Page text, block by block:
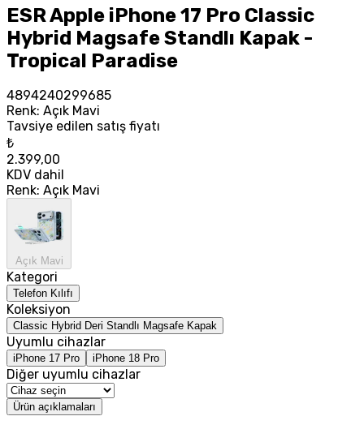
ESR Apple iPhone 17 Pro Classic
Hybrid Magsafe Standlı Kapak -
Tropical Paradise
4894240299685
Renk: Açık Mavi
Tavsiye edilen satış fiyatı
₺
2.399,00
KDV dahil
Renk: Açık Mavi
Açık Mavi
Kategori
Telefon Kılıfı
Koleksiyon
Classic Hybrid Deri Standlı Magsafe Kapak
Uyumlu cihazlar
iPhone 17 Pro iPhone 18 Pro
Diğer uyumlu cihazlar
Ürün açıklamaları